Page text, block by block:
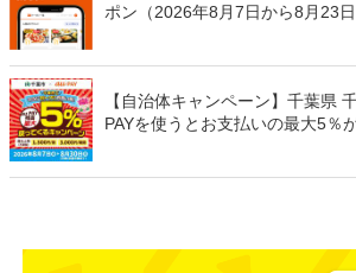
ポン（2026年8月7日から8月23日
【自治体キャンペーン】千葉県
PAYを使うとお支払いの最大5％